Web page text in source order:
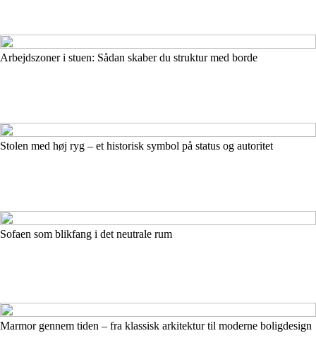
Arbejdszoner i stuen: Sådan skaber du struktur med borde
Stolen med høj ryg – et historisk symbol på status og autoritet
Sofaen som blikfang i det neutrale rum
Marmor gennem tiden – fra klassisk arkitektur til moderne boligdesign